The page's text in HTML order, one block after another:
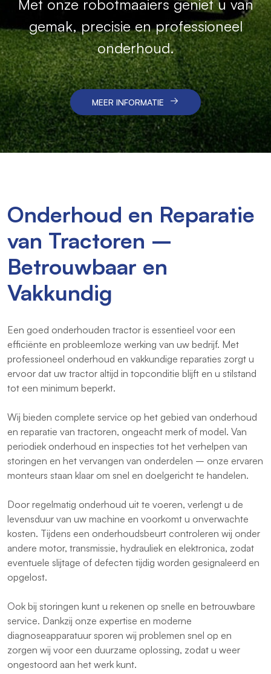
Met onze robotmaaiers geniet u van
gemak, precisie en professioneel
onderhoud.
MEER INFORMATIE
Van verkoop tot onderhoud en
reparatie – wij houden uw machines
betrouwbaar en inzetbaar
MEER INFORMATIE
Betrouwbare machines en vakkundige
service voor een schoon en efficiënt
resultaat.
MEER INFORMATIE
Onderhoud en Reparatie
van Tractoren –
Betrouwbaar en
Vakkundig
Een goed onderhouden tractor is essentieel voor een
efficiënte en probleemloze werking van uw bedrijf. Met
professioneel onderhoud en vakkundige reparaties zorgt u
ervoor dat uw tractor altijd in topconditie blijft en u stilstand
tot een minimum beperkt.
Wij bieden complete service op het gebied van onderhoud
en reparatie van tractoren, ongeacht merk of model. Van
periodiek onderhoud en inspecties tot het verhelpen van
storingen en het vervangen van onderdelen – onze ervaren
monteurs staan klaar om snel en doelgericht te handelen.
Door regelmatig onderhoud uit te voeren, verlengt u de
levensduur van uw machine en voorkomt u onverwachte
kosten. Tijdens een onderhoudsbeurt controleren wij onder
andere motor, transmissie, hydrauliek en elektronica, zodat
eventuele slijtage of defecten tijdig worden gesignaleerd en
opgelost.
Ook bij storingen kunt u rekenen op snelle en betrouwbare
service. Dankzij onze expertise en moderne
diagnoseapparatuur sporen wij problemen snel op en
zorgen wij voor een duurzame oplossing, zodat u weer
ongestoord aan het werk kunt.